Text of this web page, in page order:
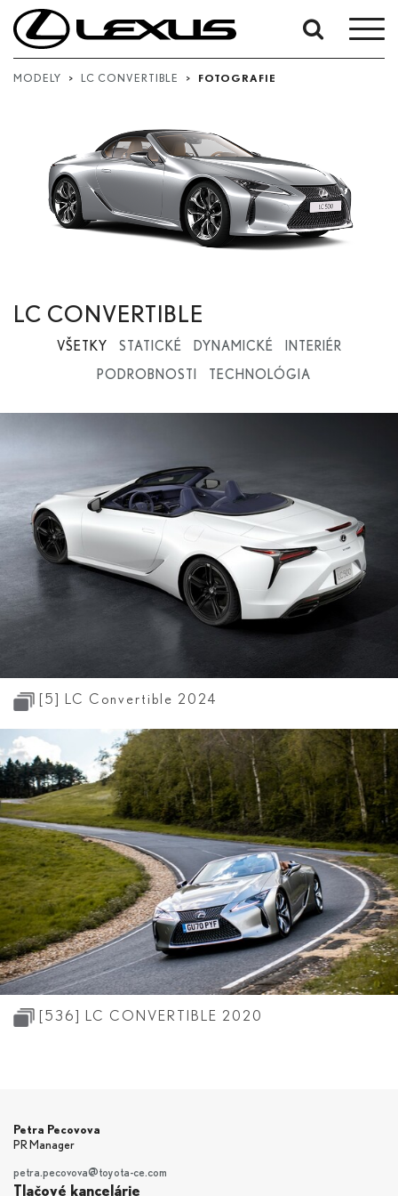
MODELY > LC CONVERTIBLE > FOTOGRAFIE
LC CONVERTIBLE
VŠETKY STATICKÉ DYNAMICKÉ INTERIÉR
PODROBNOSTI TECHNOLÓGIA
[5] LC Convertible 2024
[536] LC CONVERTIBLE 2020
Petra Pecovova
PR Manager
petra.pecovova@toyota-ce.com
Tlačové kancelárie
Upresnit'
podľa
Dátum ukončenia